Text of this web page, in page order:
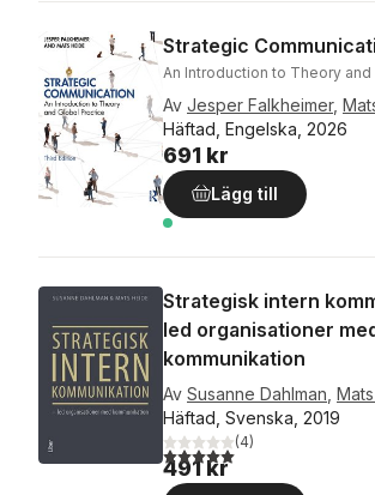
Strategic
An Introduction to Theory and
Av Jesper Falkheimer,
Häftad, Engelska, 2026
691 kr
Lägg till
Strategisk intern
led organisationer
kommunikation
Av Susanne Dahlman
Häftad, Svenska, 2019
5,0utav 5 stjärnor. Totalt
(4)
491 kr